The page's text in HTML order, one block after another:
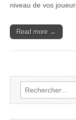
niveau de vos
Read more →
Rechercher :